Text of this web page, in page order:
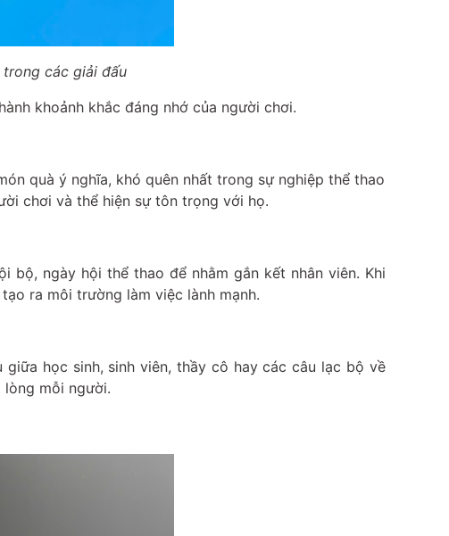
các giải đấu
khoảnh khắc đáng nhớ của người chơi.
quà ý nghĩa, khó quên nhất trong sự nghiệp thể thao
chơi và thể hiện sự tôn trọng với họ.
bộ, ngày hội thể thao để nhằm gắn kết nhân viên. Khi
ra môi trường làm việc lành mạnh.
học sinh, sinh viên, thầy cô hay các câu lạc bộ về
lòng mỗi người.